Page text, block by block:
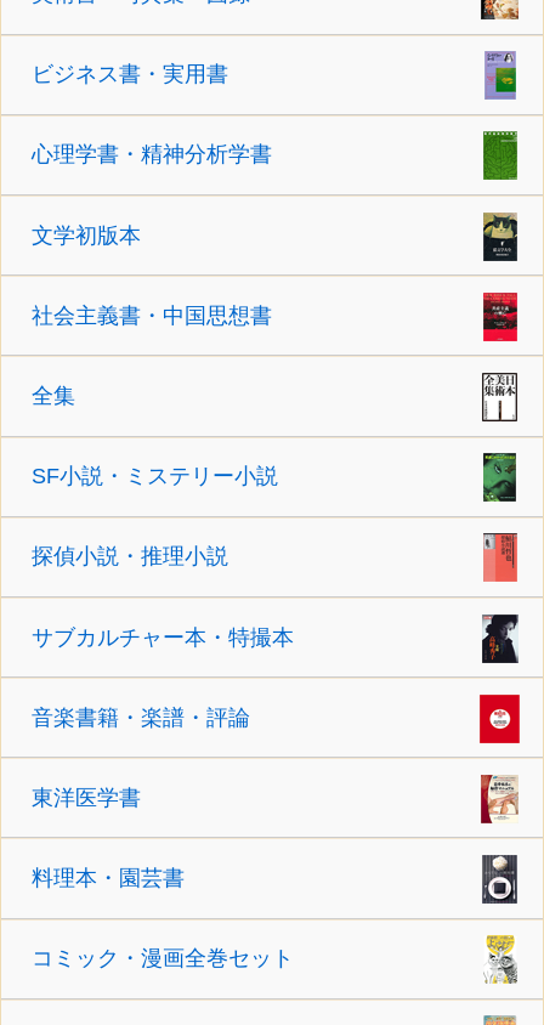
ビジネス書・実用書
心理学書・精神分析学書
文学初版本
社会主義書・中国思想書
全集
SF小説・ミステリー小説
探偵小説・推理小説
サブカルチャー本・特撮本
音楽書籍・楽譜・評論
東洋医学書
料理本・園芸書
コミック・漫画全巻セット